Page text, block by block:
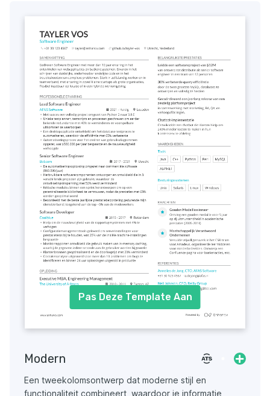
Pas Deze Template Aan
Modern
Een tweekolomsontwerp dat moderne stijl en
functionaliteit combineert, waardoor je informatie